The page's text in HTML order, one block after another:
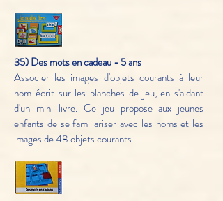
35) Des mots en cadeau - 5 ans
Associer les images d'objets courants à leur
nom écrit sur les planches de jeu, en s'aidant
d'un mini livre. Ce jeu propose aux jeunes
enfants de se familiariser avec les noms et les
images de 48 objets courants.